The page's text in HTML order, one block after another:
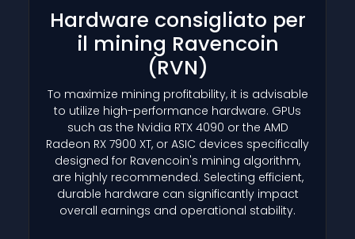
Hardware consigliato per
il mining Ravencoin
(RVN)
To maximize mining profitability, it is advisable
to utilize high-performance hardware. GPUs
such as the Nvidia RTX 4090 or the AMD
Radeon RX 7900 XT, or ASIC devices specifically
designed for Ravencoin's mining algorithm,
are highly recommended. Selecting efficient,
durable hardware can significantly impact
overall earnings and operational stability.